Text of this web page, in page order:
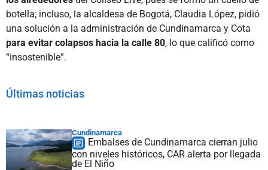
botella; incluso, la alcaldesa de Bogotá, Claudia López, pidió
una solución a la administración de Cundinamarca y Cota
para evitar colapsos hacia la calle 80, lo que calificó como
“insostenible”.
Últimas noticias
Cundinamarca
Embalses de Cundinamarca cierran julio
con niveles históricos, CAR alerta por llegada
de El Niño